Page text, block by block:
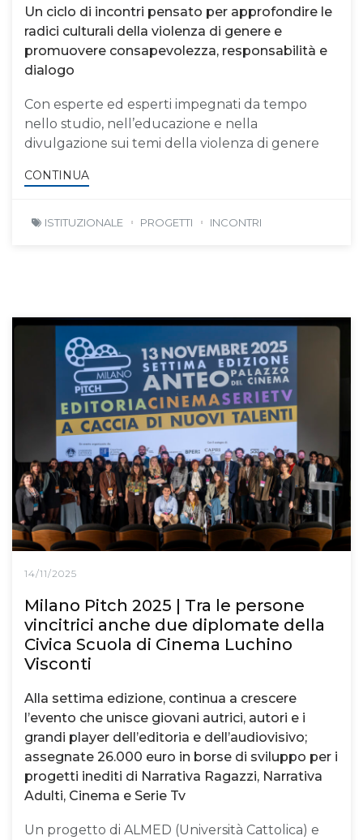
Un ciclo di incontri pensato per approfondire le
radici culturali della violenza di genere e
promuovere consapevolezza, responsabilità e
dialogo
Con esperte ed esperti impegnati da tempo
nello studio, nell’educazione e nella
divulgazione sui temi della violenza di genere
CONTINUA
ISTITUZIONALE PROGETTI INCONTRI
14/11/2025
Milano Pitch 2025 | Tra le persone
vincitrici anche due diplomate della
Civica Scuola di Cinema Luchino
Visconti
Alla settima edizione, continua a crescere
l’evento che unisce giovani autrici, autori e i
grandi player dell’editoria e dell’audiovisivo;
assegnate 26.000 euro in borse di sviluppo per i
progetti inediti di Narrativa Ragazzi, Narrativa
Adulti, Cinema e Serie Tv
Un progetto di ALMED (Università Cattolica) e